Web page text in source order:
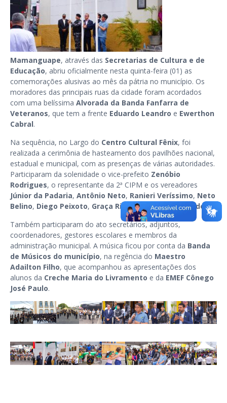
Mamanguape, através das Secretarias de Cultura e de
Educação, abriu oficialmente nesta quinta-feira (01) as
comemorações alusivas ao mês da pátria no município. Os
moradores das principais ruas da cidade foram acordados
com uma belíssima Alvorada da Banda Fanfarra de
Veteranos, que tem a frente Eduardo Leandro e Ewerthon
Cabral.
Na sequência, no Largo do Centro Cultural Fênix, foi
realizada a cerimônia de hasteamento dos pavilhões nacional,
estadual e municipal, com as presenças de várias autoridades.
Participaram da solenidade o vice-prefeito Zenóbio
Rodrigues, o representante da 2ª CIPM e os vereadores
Júnior da Padaria, Antônio Neto, Ranieri Veríssimo, Neto
Belino, Diego Peixoto, Graça Ribeiro e Maria da Saúde .
Também participaram do ato secretários, adjuntos,
coordenadores, gestores escolares e membros da
administração municipal. A música ficou por conta da Banda
de Músicos do município, na regência do Maestro
Adailton Filho, que acompanhou as apresentações dos
alunos da Creche Maria do Livramento e da EMEF Cônego
José Paulo.